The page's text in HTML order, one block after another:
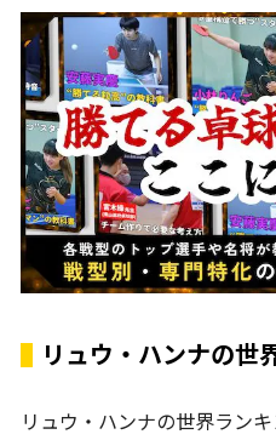
リュウ・ハンナの世
リュウ・ハンナの世界ラン